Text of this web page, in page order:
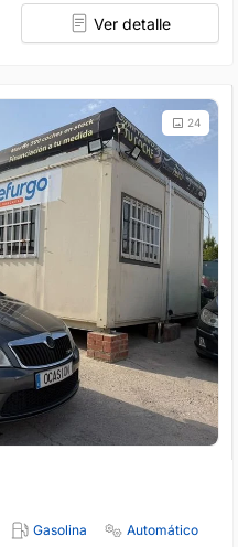
Ver detalle
24
Gasolina
Automático